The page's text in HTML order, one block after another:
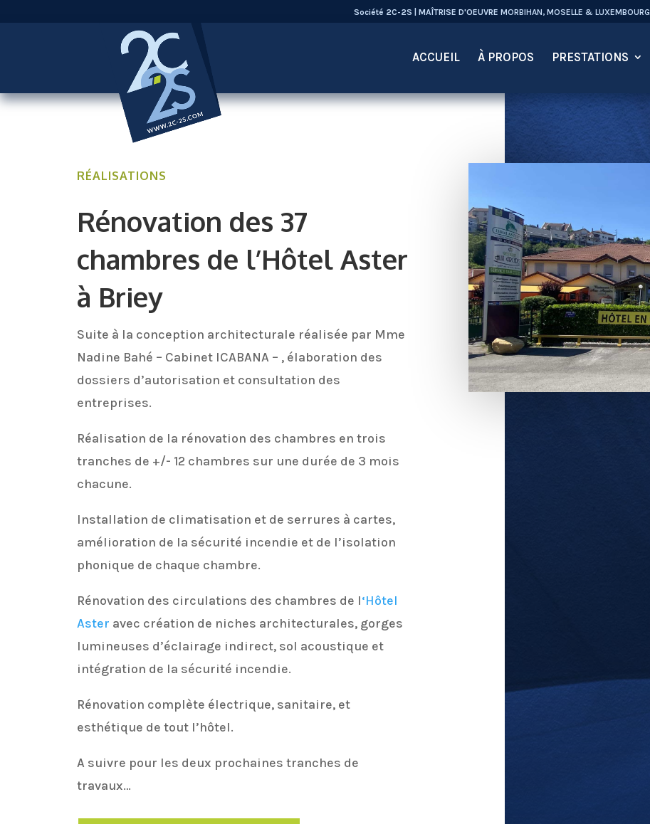
Société 2C-2S | MAÎTRISE D'OEUVRE MORBIHAN, MOSELLE & LUXEMBOURG
ACCUEIL À PROPOS PRESTATIONS
RÉALISATIONS
Rénovation des 37
chambres de l’Hôtel Aster
à Briey
Suite à la conception architecturale réalisée par Mme
Nadine Bahé – Cabinet ICABANA – , élaboration des
dossiers d’autorisation et consultation des
entreprises.
Réalisation de la rénovation des chambres en trois
tranches de +/- 12 chambres sur une durée de 3 mois
chacune.
Installation de climatisation et de serrures à cartes,
amélioration de la sécurité incendie et de l’isolation
phonique de chaque chambre.
Rénovation des circulations des chambres de l‘Hôtel
Aster avec création de niches architecturales, gorges
lumineuses d’éclairage indirect, sol acoustique et
intégration de la sécurité incendie.
Rénovation complète électrique, sanitaire, et
esthétique de tout l’hôtel.
A suivre pour les deux prochaines tranches de
travaux…